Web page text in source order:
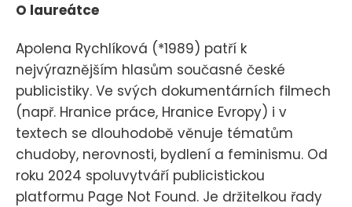
O laureátce
Apolena Rychlíková (*1989) patří k
nejvýraznějším hlasům současné české
publicistiky. Ve svých dokumentárních filmech
(např. Hranice práce, Hranice Evropy) i v
textech se dlouhodobě věnuje tématům
chudoby, nerovnosti, bydlení a feminismu. Od
roku 2024 spoluvytváří publicistickou
platformu Page Not Found. Je držitelkou řady